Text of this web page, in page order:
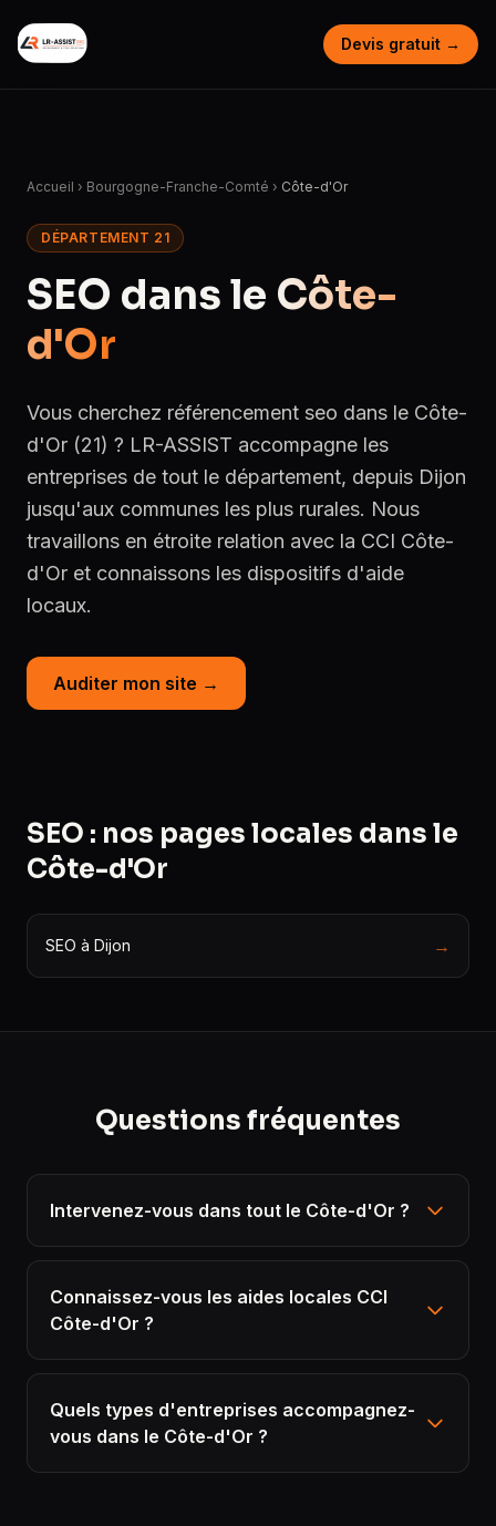
Devis gratuit →
Accueil › Bourgogne-Franche-Comté › Côte-d'Or
DÉPARTEMENT 21
SEO dans le Côte-
d'Or
Vous cherchez référencement seo dans le Côte-
d'Or (21) ? LR-ASSIST accompagne les
entreprises de tout le département, depuis Dijon
jusqu'aux communes les plus rurales. Nous
travaillons en étroite relation avec la CCI Côte-
d'Or et connaissons les dispositifs d'aide
locaux.
Auditer mon site →
SEO : nos pages locales dans le
Côte-d'Or
SEO à Dijon →
Questions fréquentes
Intervenez-vous dans tout le Côte-d'Or ?
Connaissez-vous les aides locales CCI
Côte-d'Or ?
Quels types d'entreprises accompagnez-
vous dans le Côte-d'Or ?